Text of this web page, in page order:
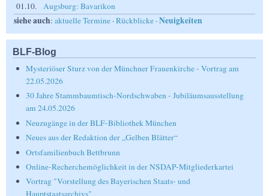
01.10.
Augsburg: Bavarikon
siehe auch: aktuelle Termine ·Rückblicke ·Neuigkeiten
BLF-Blog
Mysteriöser Sturz von der Münchner Frauenkirche - Vortrag am
22.05.2026
30 Jahre Stammbaumtisch-Nordschwaben - Jubiläumsausstellung
am 24.05.2026
Neuzugänge in der BLF-Bibliothek München
Neues aus der Redaktion der „Gelben Blätter“
Ortsfamilienbuch Bettbrunn
Online-Recherchemöglichkeit in der NSDAP-Mitgliederkartei
Vortrag "Vorstellung des Bayerischen Staats- und
Hauptstaatsarchivs"